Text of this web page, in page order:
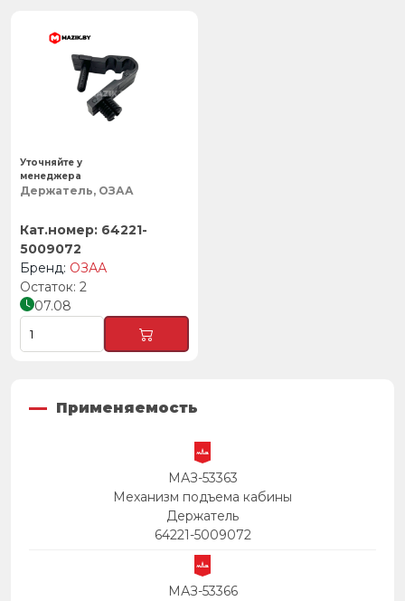
Держатель, ОЗАА
64221-
5009072
ОЗАА
2
07.08
Уточняйте у
менеджера
Применяемость
МАЗ-53363
Механизм подъема кабины
Держатель
64221-5009072
МАЗ-53366